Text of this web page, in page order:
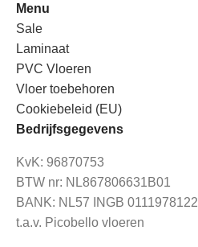
Menu
Sale
Laminaat
PVC Vloeren
Vloer toebehoren
Cookiebeleid (EU)
Bedrijfsgegevens
KvK: 96870753
BTW nr: NL867806631B01
BANK: NL57 INGB 0111978122
t.a.v. Picobello vloeren